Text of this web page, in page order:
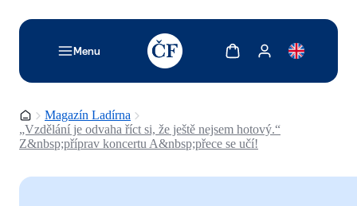
Menu
TODO: Add description for reader
Zobrazit košíkZobrazit můj účet
Domovská stránka
Magazín Ladírna
„Vzdělání je odvaha říct si, že ještě nejsem hotový.“
Z&nbsp;příprav koncertu A&nbsp;přece se učí!